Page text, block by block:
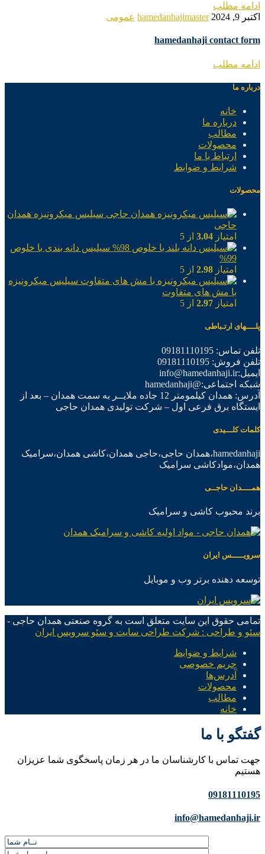
ادامه مطلب
اکتبر 9, 2024
hamedanhajimaster عمومی
hamedanhaji contact form
ادامه مطلب
درباره ما
خانه
درباره ما
مطالب
محصولات
ارتباط با ما
شرایط و ضوابط
محصولات
سیلیس میکرونیزه همدان
حاجی
امتیاز 3.04 از 5
سیلیس دانه بندی با خلوص
99%
امتیاز 2.98 از 5
سیلیس میکرونیزه
با مش های متفاوت
امتیاز 2.97 از 5
پلــــهای ارتـباطی
تلفن تماس: 09181110195
تلفن فروش: 09181110195
ایمیل:info@hamedanhaji.ir
شبکه اجتماعی:@hamedanhaji
آدرس: همدان کیلمومتر 12 جاده ملایــر به سمت همدان – بعد از
ایستگاه برق فرعی اول – شرکت تولیدی همدان حاجی
کلمات کلـــیدی
hamedanhaji،همدان حاجی،حاجی همدان،کاشی همدان،سرامیک
همدان،موادکاشی سرامیک
همــــدان حاجــی
برند محبوب کاشی و سرامیک
سرویـــــس ایران
توسعه دهنده برتر وب و موبایل
تمامی حقوق این سایت متعلق است به گروه صنعتی همدان حاجی -
سئو و طراحی : شرکت طراحی سایت و سئو سرویس ایران
شرایط و ضوابط
حریم خصوصی
آدرس‌ها
محصولات
مطالب
خانه
گفتگو با ما
جهت تماس با کارشناسان ما در هر زمان پاسخگوی شما عزیزان
هستیم
09181110195
info@hamedanhaji.ir